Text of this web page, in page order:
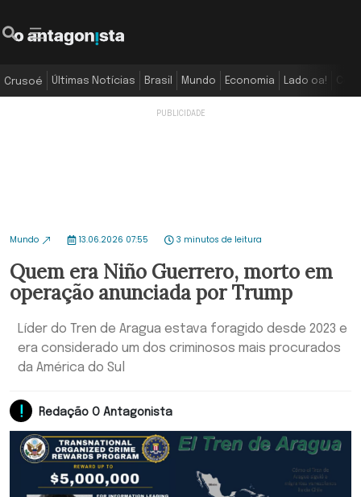
Crusoé Últimas Notícias Brasil Mundo Economia Lado oa!
Mundo 13.06.2026 07:55 3 minutos de leitura
Quem era Niño Guerrero, morto em
operação anunciada por Trump
Líder do Tren de Aragua estava foragido desde 2023 e
era considerado um dos criminosos mais procurados
da América do Sul
Redação O Antagonista